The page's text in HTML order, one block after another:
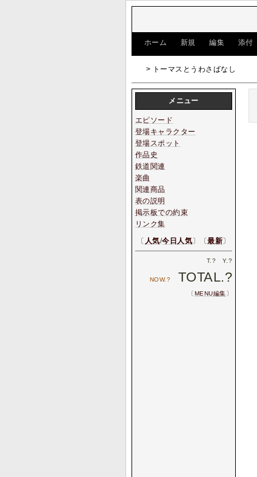
ホーム 新規 編集 添付
> トーマスとうわさばなし
メニュー
エピソード
登場キャラクター
登場スポット
作品史
鉄道関連
楽曲
関連商品
表の説明
掲示板での約束
リンク集
〔 人気/今日人気〕〔最新〕
T. ? Y. ?
NOW.? TOTAL.?
〔MENU編集〕